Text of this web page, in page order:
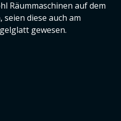
Räummaschinen auf dem
seien diese auch am
gewesen.